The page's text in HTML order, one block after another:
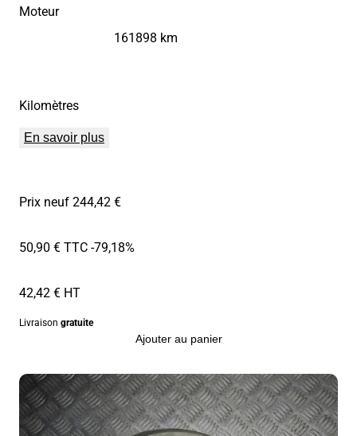
Moteur
Kilomètres
161898 km
En savoir plus
Prix neuf 244,42 €
50,90 € TTC-79,18%
42,42 € HT
Livraison gratuite
Ajouter au panier